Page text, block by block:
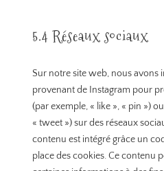
5.4 Réseaux sociaux
Sur notre site web, nous avons
provenant de Instagram pour
(par exemple, « like », « pin »)
« tweet ») sur des réseaux
contenu est intégré grâce un
place des cookies. Ce contenu